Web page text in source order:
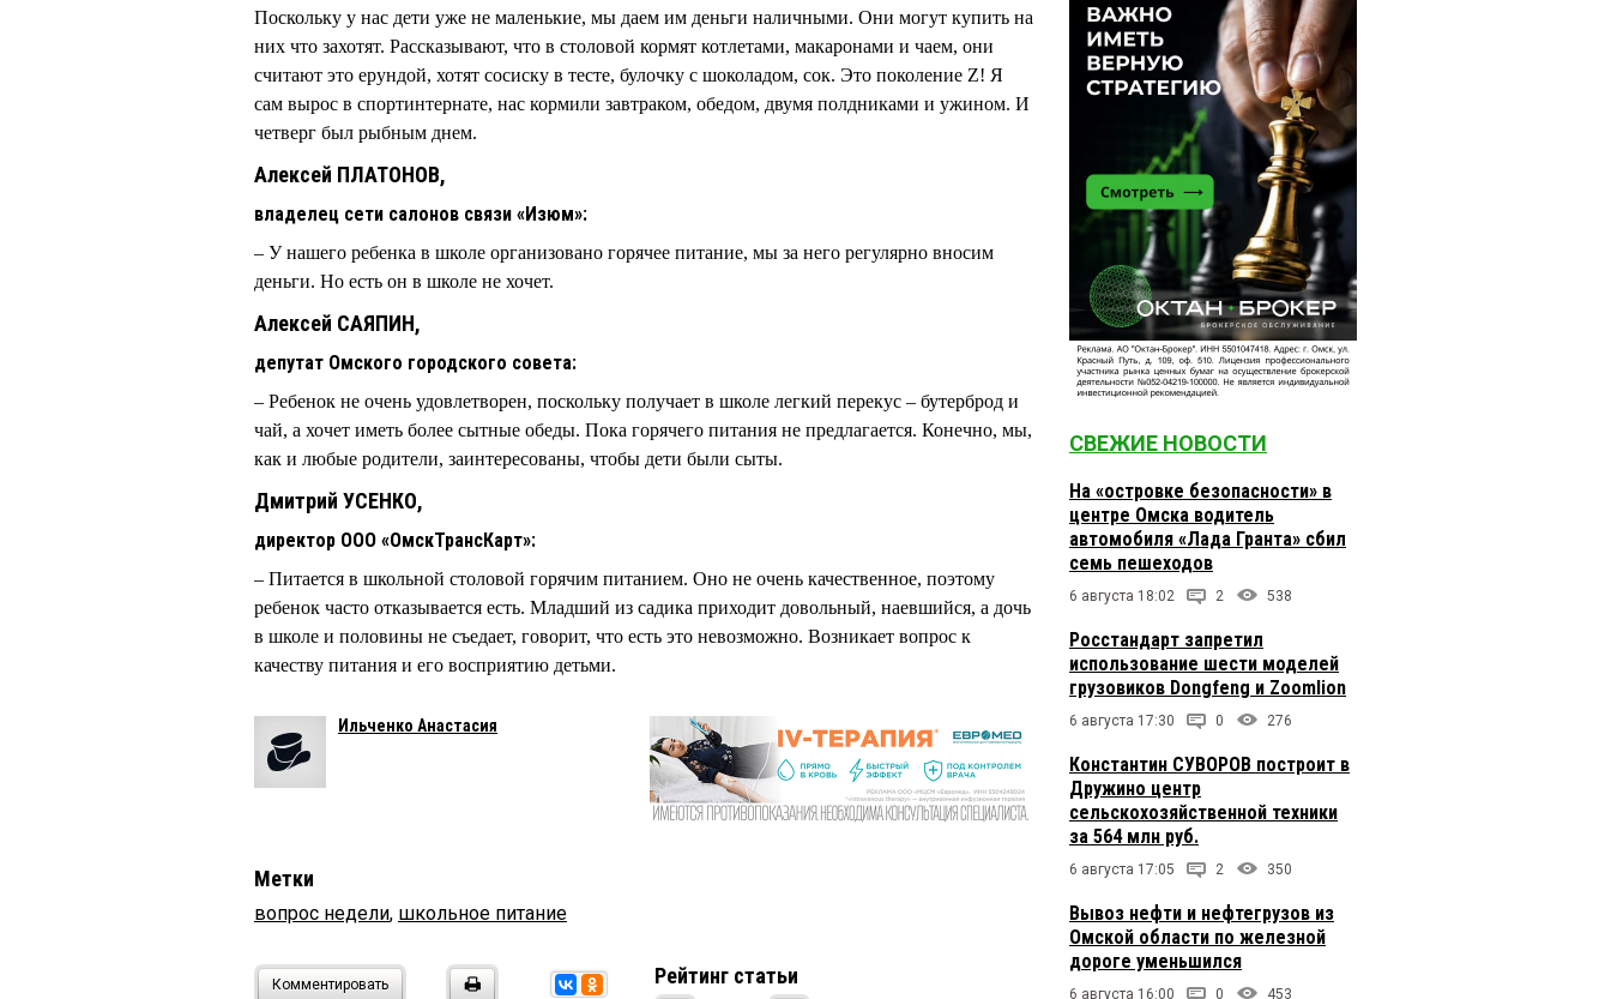
Поскольку у нас дети уже не маленькие, мы даем им деньги наличными. Они могут купить на
них что захотят. Рассказывают, что в столовой кормят котлетами, макаронами и чаем, они
считают это ерундой, хотят сосиску в тесте, булочку с шоколадом, сок. Это поколение Z! Я
сам вырос в спортинтернате, нас кормили завтраком, обедом, двумя полдниками и ужином. И
четверг был рыбным днем.
Алексей ПЛАТОНОВ,
владелец сети салонов связи «Изюм»:
– У нашего ребенка в школе организовано горячее питание, мы за него регулярно вносим
деньги. Но есть он в школе не хочет.
Алексей САЯПИН,
депутат Омского городского совета:
– Ребенок не очень удовлетворен, поскольку получает в школе легкий перекус – бутерброд и
чай, а хочет иметь более сытные обеды. Пока горячего питания не предлагается. Конечно, мы,
как и любые родители, заинтересованы, чтобы дети были сыты.
Дмитрий УСЕНКО,
директор ООО «ОмскТрансКарт»:
– Питается в школьной столовой горячим питанием. Оно не очень качественное, поэтому
ребенок часто отказывается есть. Младший из садика приходит довольный, наевшийся, а дочь
в школе и половины не съедает, говорит, что есть это невозможно. Возникает вопрос к
качеству питания и его восприятию детьми.
Ильченко Анастасия
Метки
вопрос недели, школьное питание
Комментировать Рейтинг статьи
СВЕЖИЕ НОВОСТИ
На «островке безопасности» в
центре Омска водитель
автомобиля «Лада Гранта» сбил
семь пешеходов
6 августа 18:02 2 538
Росстандарт запретил
использование шести моделей
грузовиков Dongfeng и Zoomlion
6 августа 17:30 0 276
Константин СУВОРОВ построит в
Дружино центр
сельскохозяйственной техники
за 564 млн руб.
6 августа 17:05 2 350
Вывоз нефти и нефтегрузов из
Омской области по железной
дороге уменьшился
6 августа 16:00 0 453